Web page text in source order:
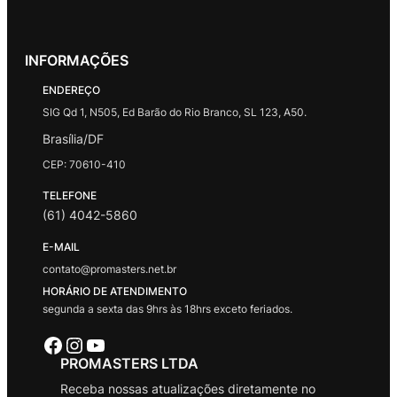
INFORMAÇÕES
ENDEREÇO
SIG Qd 1, N505, Ed Barão do Rio Branco, SL 123, A50.
Brasília/DF
CEP: 70610-410
TELEFONE
(61) 4042-5860
E-MAIL
contato@promasters.net.br
HORÁRIO DE ATENDIMENTO
segunda a sexta das 9hrs às 18hrs exceto feriados.
Facebook Instagram Youtube
PROMASTERS LTDA
Receba nossas atualizações diretamente no